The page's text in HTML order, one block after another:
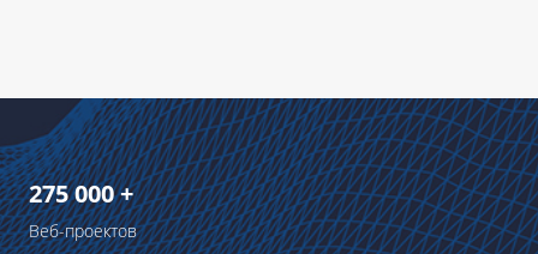
275 000 +
Веб-проектов